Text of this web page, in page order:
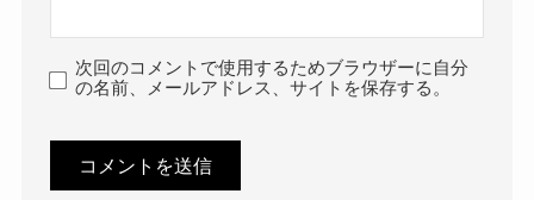
次回のコメントで使用するためブラウザーに自分
の名前、メールアドレス、サイトを保存する。